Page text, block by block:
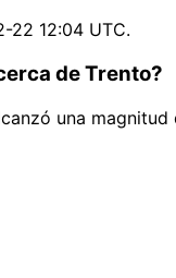
22 12:04 UTC.
de Trento?
una magnitud